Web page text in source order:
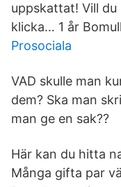
uppskattat! Vill
klicka… 1 år
Prosociala
VAD skulle man
dem? Ska man
man ge en sak??
Här kan du hitta
Många gifta par